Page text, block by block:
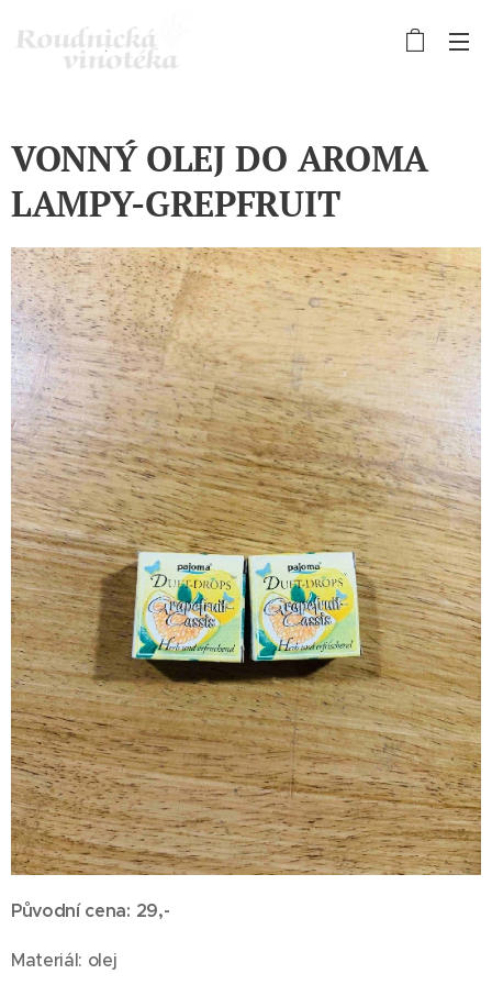
VONNÝ OLEJ DO AROMA
LAMPY-GREPFRUIT
Původní cena: 29,-
Materiál: olej